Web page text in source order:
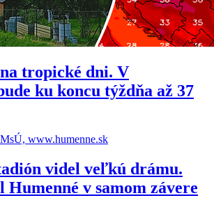
tropické dni. V
ku koncu týždňa až 37
videl veľkú drámu.
Humenné v samom závere